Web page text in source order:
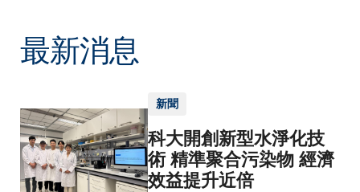
最新消息
新聞
科大開創新型水淨化技
術 精準聚合污染物 經濟
效益提升近倍